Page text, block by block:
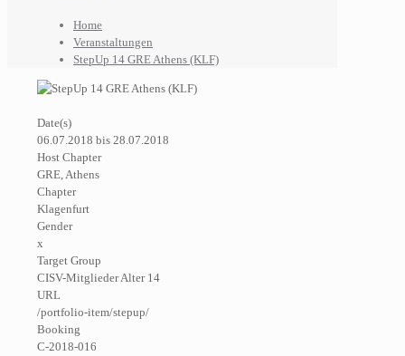
Home
Veranstaltungen
StepUp 14 GRE Athens (KLF)
Date(s)
06.07.2018 bis 28.07.2018
Host Chapter
GRE, Athens
Chapter
Klagenfurt
Gender
x
Target Group
CISV-Mitglieder Alter 14
URL
/portfolio-item/stepup/
Booking
C-2018-016